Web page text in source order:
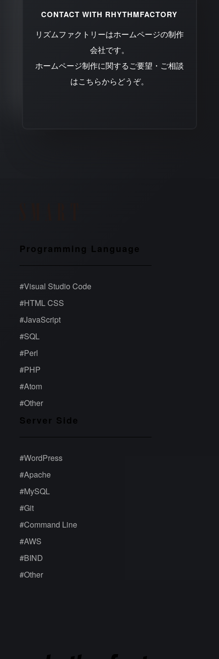
CONTACT WITH RHYTHMFACTORY
リズムファクトリーはホームページの制作
会社です。
ホームページ制作に関するご要望・ご相談
はこちらからどうぞ。
Programming Language
#Visual Studio Code
#HTML CSS
#JavaScript
#SQL
#Perl
#PHP
#Atom
#Other
Server Side
#WordPress
#Apache
#MySQL
#Git
#Command Line
#AWS
#BIND
#Other